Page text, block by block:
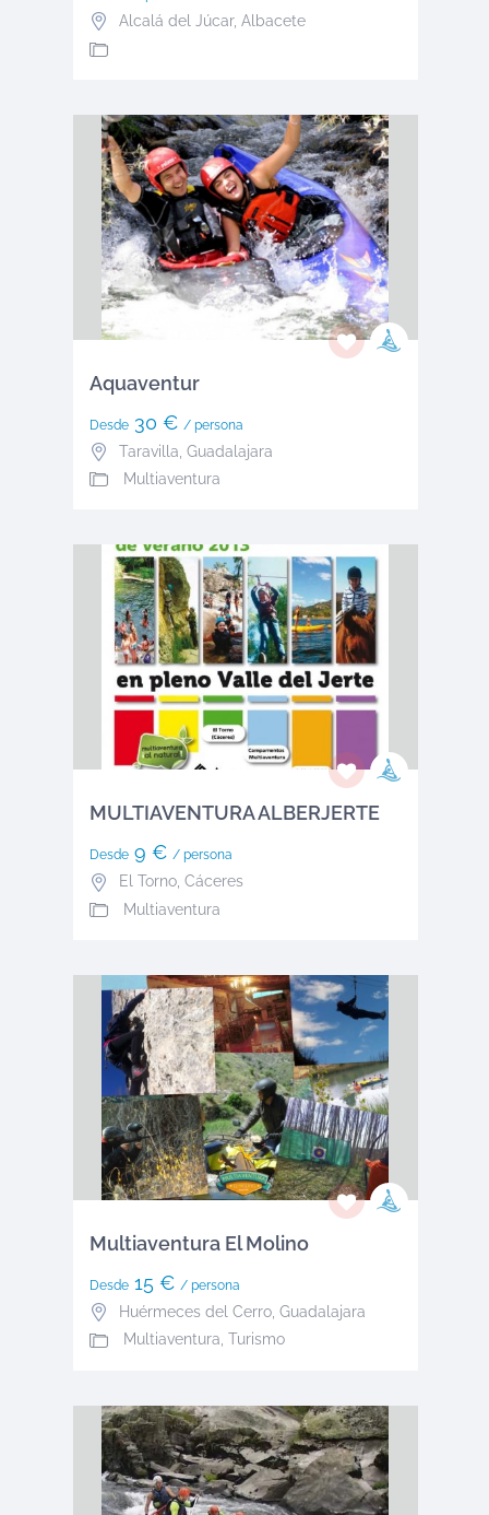
Alcalá del Júcar, Albacete
Aquaventur
Desde30 € / persona
Taravilla Guadalajara
Multiaventura
MULTIAVENTURA ALBERJERTE
Desde9 € / persona
El Torno, Cáceres
Multiaventura
Multiaventura El Molino
Desde15 € / persona
Huérmeces del Cerro, Guadalajara
Multiaventura, Turismo